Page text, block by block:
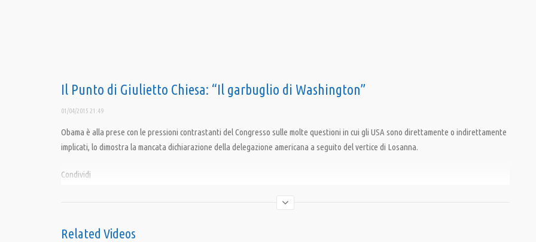
Il Punto di Giulietto Chiesa: “Il garbuglio di Washington”
01/04/2015 21:49
Obama è alla prese con le pressioni contrastanti del Congresso sulle molte questioni in cui gli USA sono direttamente o indirettamente
implicati, lo dimostra la mancata dichiarazione della delegazione americana a seguito del vertice di Losanna.
Condividi
Tags:
Iran,Losanna,Nato,Obama
Related Videos